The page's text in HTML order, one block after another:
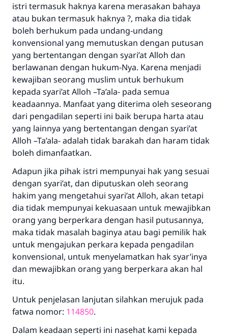
istri termasuk haknya karena merasakan bahaya
atau bukan termasuk haknya ?, maka dia tidak
boleh berhukum pada undang-undang
konvensional yang memutuskan dengan putusan
yang bertentangan dengan syari’at Alloh dan
berlawanan dengan hukum-Nya. Karena menjadi
kewajiban seorang muslim untuk berhukum
kepada syari’at Alloh –Ta’ala- pada semua
keadaannya. Manfaat yang diterima oleh seseorang
dari pengadilan seperti ini baik berupa harta atau
yang lainnya yang bertentangan dengan syari’at
Alloh –Ta’ala- adalah tidak barakah dan haram tidak
boleh dimanfaatkan.
Adapun jika pihak istri mempunyai hak yang sesuai
dengan syari’at, dan diputuskan oleh seorang
hakim yang mengetahui syari’at Alloh, akan tetapi
dia tidak mempunyai kekuasaan untuk mewajibkan
orang yang berperkara dengan hasil putusannya,
maka tidak masalah baginya atau bagi pemilik hak
untuk mengajukan perkara kepada pengadilan
konvensional, untuk menyelamatkan hak syar’inya
dan mewajibkan orang yang berperkara akan hal
itu.
Untuk penjelasan lanjutan silahkan merujuk pada
fatwa nomor: 114850.
Dalam keadaan seperti ini nasehat kami kepada